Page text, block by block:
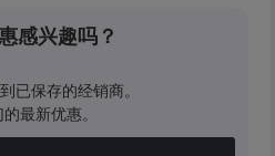
感兴趣吗？
已保存的经销商。
最新优惠。